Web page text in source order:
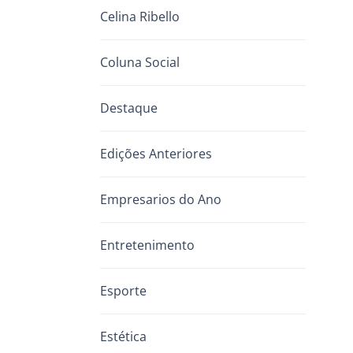
Celina Ribello
Coluna Social
Destaque
Edições Anteriores
Empresarios do Ano
Entretenimento
Esporte
Estética